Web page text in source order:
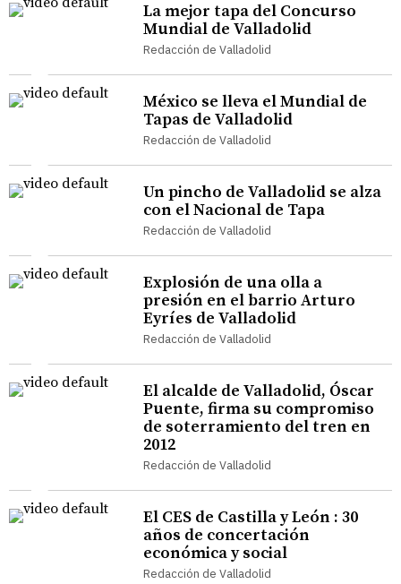
La mejor tapa del Concurso
Mundial de Valladolid
Redacción de Valladolid
México se lleva el Mundial de
Tapas de Valladolid
Redacción de Valladolid
Un pincho de Valladolid se alza
con el Nacional de Tapa
Redacción de Valladolid
Explosión de una olla a
presión en el barrio Arturo
Eyríes de Valladolid
Redacción de Valladolid
El alcalde de Valladolid, Óscar
Puente, firma su compromiso
de soterramiento del tren en
2012
Redacción de Valladolid
El CES de Castilla y León : 30
años de concertación
económica y social
Redacción de Valladolid